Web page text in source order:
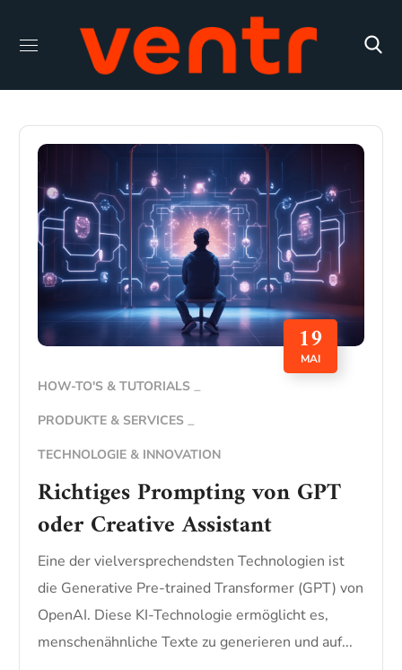
19
MAI
HOW-TO'S & TUTORIALS
PRODUKTE & SERVICES
TECHNOLOGIE & INNOVATION
Richtiges Prompting von GPT
oder Creative Assistant
Eine der vielversprechendsten Technologien ist
die Generative Pre-trained Transformer (GPT) von
OpenAI. Diese KI-Technologie ermöglicht es,
menschenähnliche Texte zu generieren und auf...